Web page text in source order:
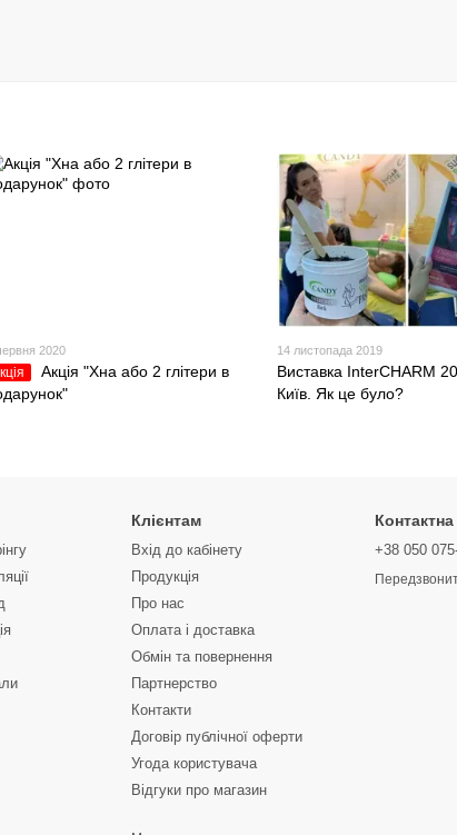
2020
Акція "Хна або 2 глітери в
14 листопада 2019
Виставка InterCHARM
Київ. Як це було?
Клієнтам
Вхід до кабінету
Продукція
Про нас
Оплата і доставка
Обмін та повернення
Партнерство
Контакти
Договір публічної оферти
Угода користувача
Відгуки про магазин
+38 050